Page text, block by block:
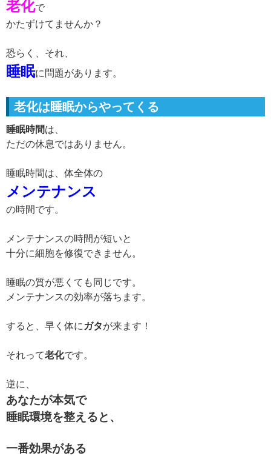
老化で
かたずけてませんか？
恐らく、それ、
睡眠に問題があります。
老化は睡眠からやってくる
睡眠時間は、
ただの休息ではありません。
睡眠時間は、体全体の
メンテナンス
の時間です。
メンテナンスの時間が短いと
十分に細胞を修復できません。
睡眠の質が悪くても同じです。
メンテナンスの効率が落ちます。
すると、早く体に ガタが来ます！
それって老化です。
逆に、
あなたが本気で
睡眠環境を整えると、
一番効果がある